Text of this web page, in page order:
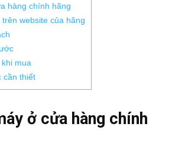
hàng chính hãng
website của hãng
mua
cần thiết
ở cửa hàng chính